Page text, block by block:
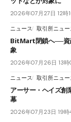
2026年07月27日 12時
ニュース 取引所ニュー
BitMart閉鎖へ──資
象
2026年07月26日 13
ニュース 取引所ニュー
アーサー・ヘイズ
幕
2026年07月23日 19時